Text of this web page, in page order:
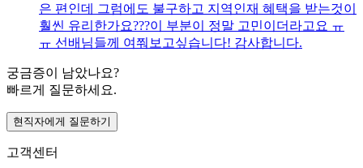
은 편인데 그럼에도 불구하고 지역인재 혜택을 받는것이
훨씬 유리한가요??? ​ 이 부분이 정말 고민이더라고요 ㅠ
ㅠ 선배님들께 여쭤보고싶습니다! 감사합니다.
궁금증이 남았나요?
빠르게 질문하세요.
현직자에게 질문하기
고객센터